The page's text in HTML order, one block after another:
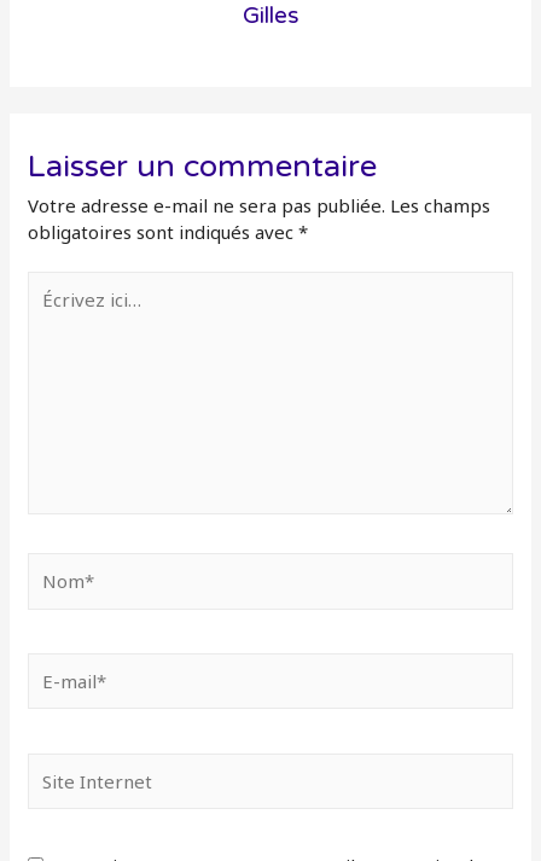
Gilles
Laisser un commentaire
Votre adresse e-mail ne sera pas publiée. Les champs
obligatoires sont indiqués avec*
Écrivez
ici…
mail*
Internet